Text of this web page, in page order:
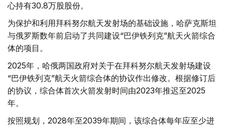
心持有30.8万股股份。
为保护和利用拜科努尔航天发射场的基础设施，哈萨克斯坦
与俄罗斯数年前启动了共同建设“巴伊铁列克”航天火箭综合
体的项目。
2025年，哈俄两国政府对关于在拜科努尔航天发射场建设
“巴伊铁列克”航天火箭综合体的协议作出修改。根据修订后
的协议，综合体首次火箭发射时间由2023年推迟至2025
年。
按照规划，2028年至2039年期间，该综合体每年应至少进